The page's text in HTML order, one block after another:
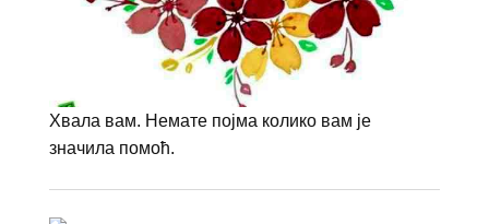
Хвала вам. Немате појма колико вам је
значила помоћ.